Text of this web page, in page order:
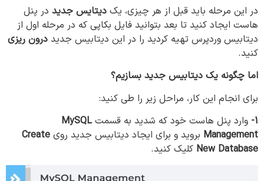
در این مرحله باید قبل از هر چیزی، یک دیتایس جدید در پنل
هاست ایجاد کنید تا بعد بتوانید فایل بکاپی که در مرحله اول از
دیتابیس وردپرس تهیه کردید را در این دیتابیس جدید درون ریزی
کنید.
اما چگونه یک دیتابیس جدید بسازیم؟
برای انجام این کار، مراحل زیر را طی کنید:
1- وارد پنل هاست خود که شدید به قسمتMySQL
Management بروید و برای ایجاد دیتابیس جدید روی Create
New Database کلیک کنید.